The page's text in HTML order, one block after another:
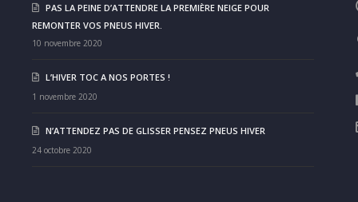
PAS LA PEINE D’ATTENDRE LA PREMIÈRE NEIGE POUR
REMONTER VOS PNEUS HIVER.
10 novembre 2020
L’HIVER TOC A NOS PORTES !
1 novembre 2020
N’ATTENDEZ PAS DE GLISSER PENSEZ PNEUS HIVER
24 octobre 2020